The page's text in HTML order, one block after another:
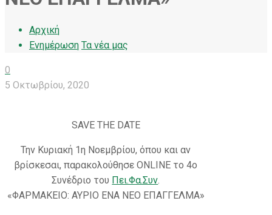
Αρχική
Ενημέρωση Τα νέα μας
0
5 Οκτωβρίου, 2020
SAVE THE DATE
Την Κυριακή 1η Νοεμβρίου, όπου και αν
βρίσκεσαι, παρακολούθησε ONLINE το 4ο
Συνέδριο του Πει.Φα.Συν.
«ΦΑΡΜΑΚΕΙΟ: ΑΥΡΙΟ ΕΝΑ ΝΕΟ ΕΠΑΓΓΕΛΜΑ»